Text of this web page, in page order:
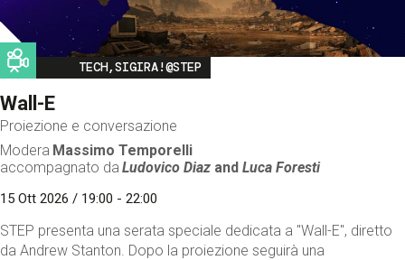
Image
TECH,SIGIRA!@STEP
Wall-E
Proiezione e conversazione
Modera Massimo Temporelli
accompagnato da Ludovico Diaz andLuca Foresti
15 Ott 2026 / 19:00 - 22:00
STEP presenta una serata speciale dedicata a "Wall-E", diretto
da Andrew Stanton. Dopo la proiezione seguirà una